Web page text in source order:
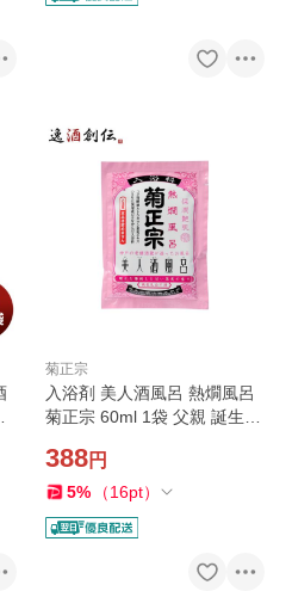
菊正宗
入浴剤 美人酒風呂 熱燗風呂
菊正宗 60ml 1袋 父親 誕生日
ギフト 暑中見舞い
388円
5% （16pt）